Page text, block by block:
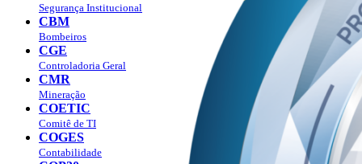
Segurança Institucional
CBM
Bombeiros
CGE
Controladoria Geral
CMR
Mineração
COETIC
Comitê de TI
COGES
Contabilidade